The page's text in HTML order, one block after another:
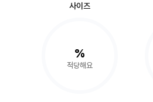
사이즈
%
적당해요